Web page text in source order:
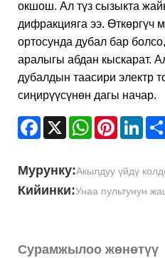
окшош. Ал түз сызыкта
дифракцияга ээ. Өткөргүч
ортосунда дубал бар
аралыгы абдан кыскарат.
дубалдын таасири электр
сиңирүүсүнөн дагы начар.
Facebook
X WhatsAppPinterest
Мурунку:Акылдуу үйдү
Кийинки:Унаа пультунун
Сурамжылоо жөнөтүү